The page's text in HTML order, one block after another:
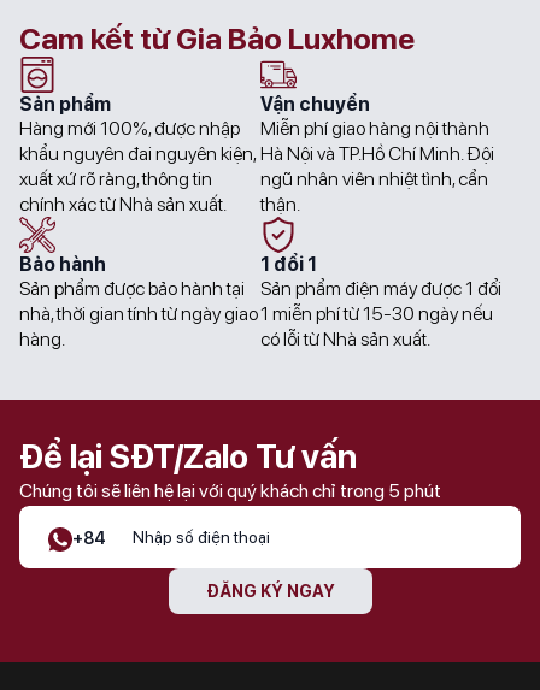
Preheat dishes (Làm nóng món
ăn)
Phụ kiện đi kèm
1 Khay nướng
1 Giá đỡ
1 chảo đa năng, có đục lỗ, size XL
1 bình chứa nước, không đục lỗ,
size S
Tính năng an
Khóa trẻ em
Đèn báo nhiệt dư
Lò nướng, nút khởi động, khóa
Nhẹ nhàng làm
sạch
Tính năng EcoClean Direct
Tính năng HydroClean
Có
Làm nóng trước
Cam kết từ Gia Bảo Luxhome
Sản phẩm
Hàng mới 100%, được nhập
khẩu nguyên đai nguyên kiện,
xuất xứ rõ ràng, thông tin
chính xác từ Nhà sản xuất.
Vận chuyển
Miễn phí giao hàng nội thành
Hà Nội và TP.Hồ Chí Minh. Đội
ngũ nhân viên nhiệt tình, cẩn
thận.
Bảo hành
Sản phẩm được bảo hành tại
nhà, thời gian tính từ ngày giao
hàng.
1 đổi 1
Sản phẩm điện máy được 1 đổi
1 miễn phí từ 15-30 ngày nếu
có lỗi từ Nhà sản xuất.
Để lại SĐT/Zalo Tư vấn
Chúng tôi sẽ liên hệ lại với quý khách chỉ trong 5 phút
+84
ĐĂNG KÝ NGAY